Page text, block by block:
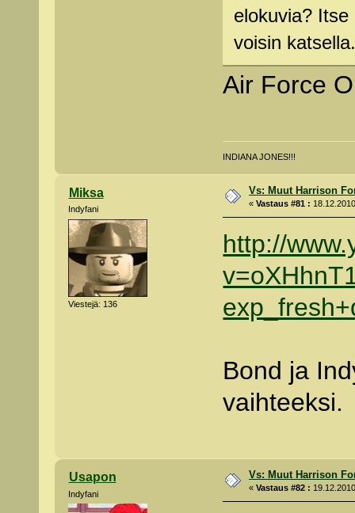
elokuvia?
voisin
Air Force
INDIANA JONES!!!
Miksa
Indyfani
Viestejä: 136
Vs: Muut Harrison
«Vastaus #81 :
http://
Bond ja
Usapon
Indyfani
Vs: Muut Harrison
«Vastaus #82 :